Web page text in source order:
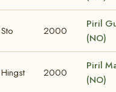
Sto 2000
Piril
(NO)
Hingst 2000
Piril
(NO)